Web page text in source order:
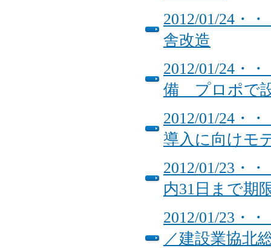
2012/01/24・
舎改造
2012/01/24・
備 プロポで
2012/01/24・
導入に向けモ
2012/01/23・
内31日まで期
2012/01/23・
／建設業協北